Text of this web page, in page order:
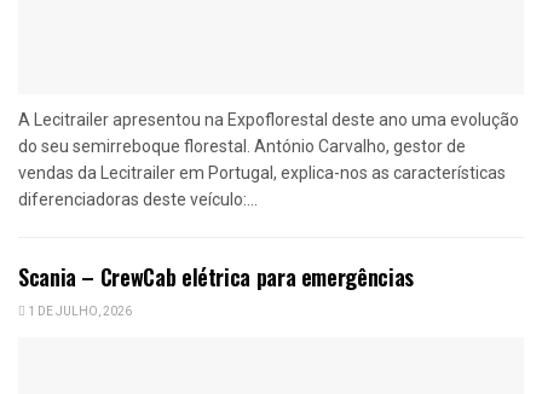
A Lecitrailer apresentou na Expoflorestal deste ano uma evolução
do seu semirreboque florestal. António Carvalho, gestor de
vendas da Lecitrailer em Portugal, explica-nos as características
diferenciadoras deste veículo:...
Scania – CrewCab elétrica para emergências
1 DE JULHO, 2026